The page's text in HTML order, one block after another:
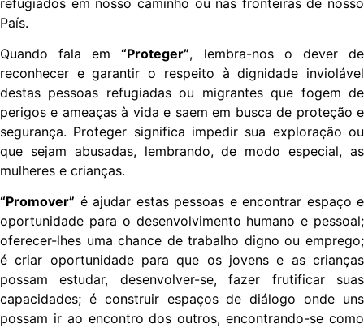
País.
Quando fala em“Proteger”, lembra-nos o dever de
reconhecer e garantir o respeito à dignidade inviolável
destas pessoas refugiadas ou migrantes que fogem de
perigos e ameaças à vida e saem em busca de proteção e
segurança. Proteger significa impedir sua exploração ou
que sejam abusadas, lembrando, de modo especial, as
mulheres e crianças.
“Promover” é ajudar estas pessoas e encontrar espaço e
oportunidade para o desenvolvimento humano e pessoal;
oferecer-lhes uma chance de trabalho digno ou emprego;
é criar oportunidade para que os jovens e as crianças
possam estudar, desenvolver-se, fazer frutificar suas
capacidades; é construir espaços de diálogo onde uns
possam ir ao encontro dos outros, encontrando-se como